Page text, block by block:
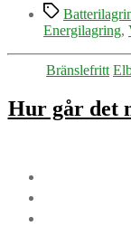
Etiketter
Energilagring,
Bränslefritt
Hur går det